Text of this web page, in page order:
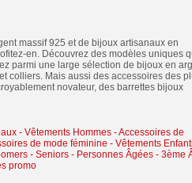
massif 925 et de bijoux artisanaux en
en. Découvrez des modèles uniques
parmi une large sélection de bijoux en
colliers. Mais aussi des accessoires des
novateur, des barrettes bijoux
- Vêtements Hommes - Accessoires de
de mode féminine - Vêtements
- Seniors - Personnes Âgées - 3ème
promo